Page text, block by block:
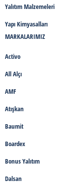
Yalıtım Malzemeleri
Yapı Kimyasalları
MARKALARIMIZ
Activo
All Alçı
AMF
Atışkan
Baumit
Boardex
Bonus Yalıtım
Dalsan